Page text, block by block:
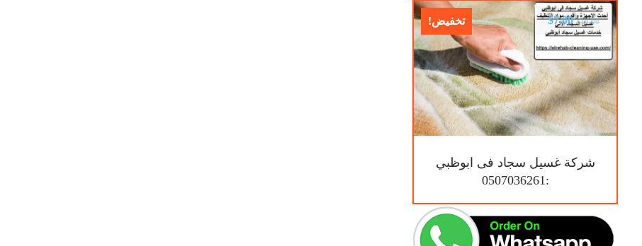
تخفيض!
شركة غسيل سجاد فى ابوظبي
:0507036261
$10.00
$7.00